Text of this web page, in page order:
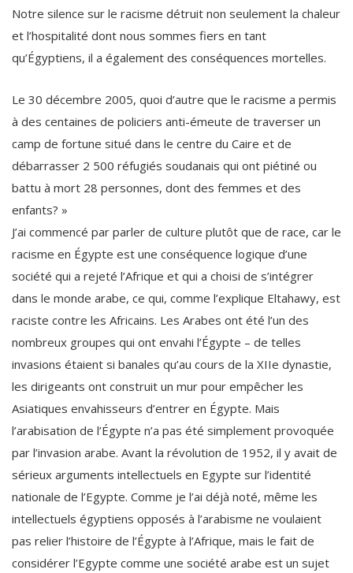
Notre silence sur le racisme détruit non seulement la chaleur
et l’hospitalité dont nous sommes fiers en tant
qu’Égyptiens, il a également des conséquences mortelles.
Le 30 décembre 2005, quoi d’autre que le racisme a permis
à des centaines de policiers anti-émeute de traverser un
camp de fortune situé dans le centre du Caire et de
débarrasser 2 500 réfugiés soudanais qui ont piétiné ou
battu à mort 28 personnes, dont des femmes et des
enfants? »
J’ai commencé par parler de culture plutôt que de race, car le
racisme en Égypte est une conséquence logique d’une
société qui a rejeté l’Afrique et qui a choisi de s’intégrer
dans le monde arabe, ce qui, comme l’explique Eltahawy, est
raciste contre les Africains. Les Arabes ont été l’un des
nombreux groupes qui ont envahi l’Égypte – de telles
invasions étaient si banales qu’au cours de la XIIe dynastie,
les dirigeants ont construit un mur pour empêcher les
Asiatiques envahisseurs d’entrer en Égypte. Mais
l’arabisation de l’Égypte n’a pas été simplement provoquée
par l’invasion arabe. Avant la révolution de 1952, il y avait de
sérieux arguments intellectuels en Egypte sur l’identité
nationale de l’Egypte. Comme je l’ai déjà noté, même les
intellectuels égyptiens opposés à l’arabisme ne voulaient
pas relier l’histoire de l’Égypte à l’Afrique, mais le fait de
considérer l’Egypte comme une société arabe est un sujet